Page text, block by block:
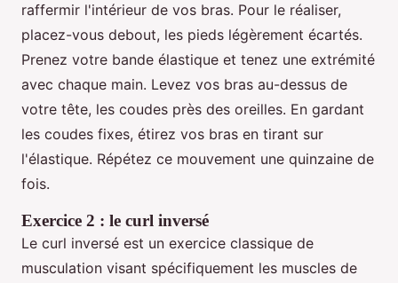
raffermir l'intérieur de vos bras. Pour le réaliser,
placez-vous debout, les pieds légèrement écartés.
Prenez votre bande élastique et tenez une extrémité
avec chaque main. Levez vos bras au-dessus de
votre tête, les coudes près des oreilles. En gardant
les coudes fixes, étirez vos bras en tirant sur
l'élastique. Répétez ce mouvement une quinzaine de
fois.
Exercice 2 : le curl inversé
Le curl inversé est un exercice classique de
musculation visant spécifiquement les muscles de